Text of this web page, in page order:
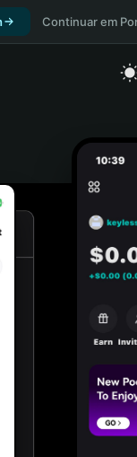
Continuar em